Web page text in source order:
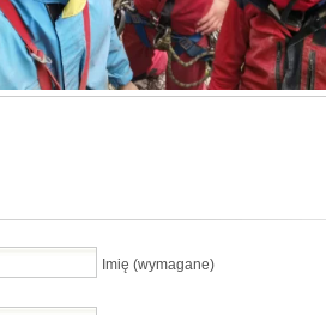
Imię (wymagane)